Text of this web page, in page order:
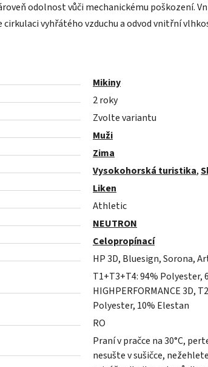
odolnost vůči mechanickému poškození.
vyhřátého vzduchu a odvod vnitřní
Mikiny
2 roky
Zvolte variantu
Muži
Zima
Vysokohorská turistika,
Liken
Athletic
NEUTRON
Celopropínací
HP 3D, Bluesign, Sorona,
T1+T3+T4: 94% Polyester,
HIGHPERFORMANCE 3D,
Polyester, 10% Elestan
RO
Praní v pračce na 30°C,
nesušte v sušičce,